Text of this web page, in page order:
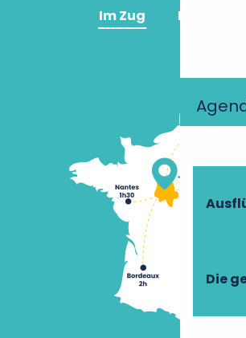
Die
Im Zug Im